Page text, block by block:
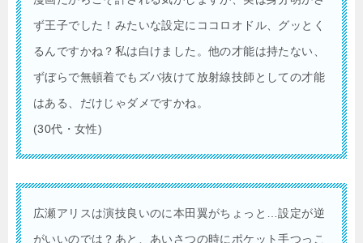
ず王子でした！みたいな設定にココロオドル、グッとく
るんですかね？私は白けました。他の才能は持たない、
ずぼらで無頓着でもズバ抜けて放射線技師としての才能
はある、だけじゃダメですかね。
(30代・女性)
広瀬アリスは演技良いのに本田翼がちょっと…設定が逆
がいいのでは？あと、あいさつの時にポケット手つっこ